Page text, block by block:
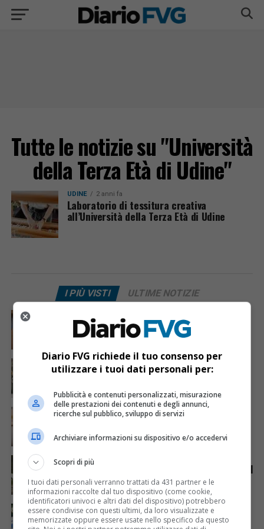
Tutte le notizie su "Università
della Terza Età di Udine"
UDINE 2 anni fa
Laboratorio di tessitura creativa
all’Università della Terza Età di Udine
I PIÙ VISTI ULTIME NOTIZIE
Mostravano vacanze e vestiti firmati sui social:
dietro il lusso un traffico di droga da milioni
CRONACA & ATTUALITÀ 2 giorni fa
Acqua da usare con cautela nell’Udinese: ecco tutte
CRONACA & ATTUALITÀ 3 giorni fa
Mattia Ranghetti muore a 29 anni dopo la
folgorazione alle Ferriere Nord di Osoppo
ANIMALI 7 giorni fa
Gorizia-Budapest in carrozza, viaggio annullato per il
caldo: esplode la polemica sui cavalli
CRONACA & ATTUALITÀ 1 giorno fa
Arrivano 142 nuovi poliziotti in Friuli-Venezia Giulia:
Diario FVG richiede il tuo consenso per
utilizzare i tuoi dati personali per:
Pubblicità e contenuti personalizzati, misurazione
delle prestazioni dei contenuti e degli annunci,
ricerche sul pubblico, sviluppo di servizi
Archiviare informazioni su dispositivo e/o accedervi
Scopri di più
I tuoi dati personali verranno trattati da 431 partner e le
informazioni raccolte dal tuo dispositivo (come cookie,
identificatori univoci e altri dati del dispositivo) potrebbero
essere condivise con questi ultimi, da loro visualizzate e
memorizzate oppure essere usate nello specifico da questo